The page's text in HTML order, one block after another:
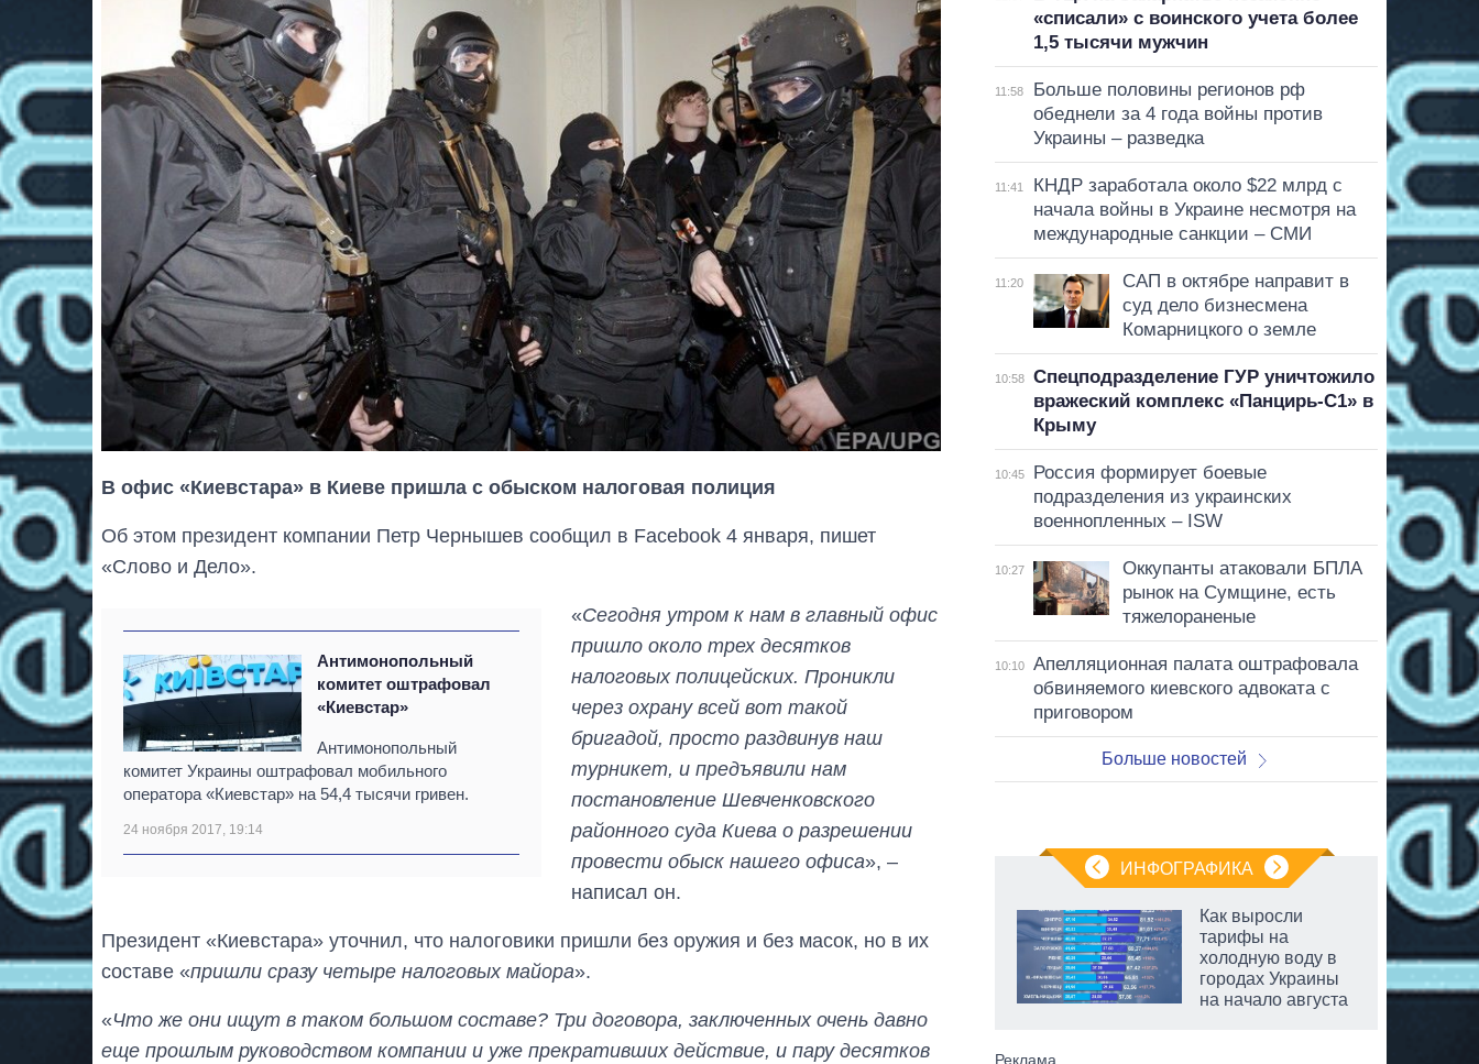
В офис «Киевстара» в Киеве пришла с обыском налоговая полиция
Об этом президент компании Петр Чернышев сообщил в Facebook 4 января, пишет
«Слово и Дело».
Антимонопольный
комитет оштрафовал
«Киевстар»
Антимонопольный
комитет Украины оштрафовал мобильного
оператора «Киевстар» на 54,4 тысячи гривен.
24 ноября 2017, 19:14
«Сегодня утром к нам в главный офис
пришло около трех десятков
налоговых полицейских. Проникли
через охрану всей вот такой
бригадой, просто раздвинув наш
турникет, и предъявили нам
постановление Шевченковского
районного суда Киева о разрешении
провести обыск нашего офиса», –
написал он.
Президент «Киевстара» уточнил, что налоговики пришли без оружия и без масок, но в их
составе «пришли сразу четыре налоговых майора».
«Что же они ищут в таком большом составе? Три договора, заключенных очень давно
еще прошлым руководством компании и уже прекративших действие, и пару десятков
«списали» с воинского учета более
1,5 тысячи мужчин
11:58
Больше половины регионов рф
обеднели за 4 года войны против
Украины – разведка
11:41
КНДР заработала около $22 млрд с
начала войны в Украине несмотря на
международные санкции – СМИ
11:20
САП в октябре направит в
суд дело бизнесмена
Комарницкого о земле
10:58
Спецподразделение ГУР уничтожило
вражеский комплекс «Панцирь-С1» в
Крыму
10:45
Россия формирует боевые
подразделения из украинских
военнопленных – ISW
10:27
Оккупанты атаковали БПЛА
рынок на Сумщине, есть
тяжелораненые
10:10
Апелляционная палата оштрафовала
обвиняемого киевского адвоката с
приговором
Больше новостей
ИНФОГРАФИКА
массированных
главной целью рф
Как выросли
тарифы на
холодную воду в
городах Украины
на начало августа